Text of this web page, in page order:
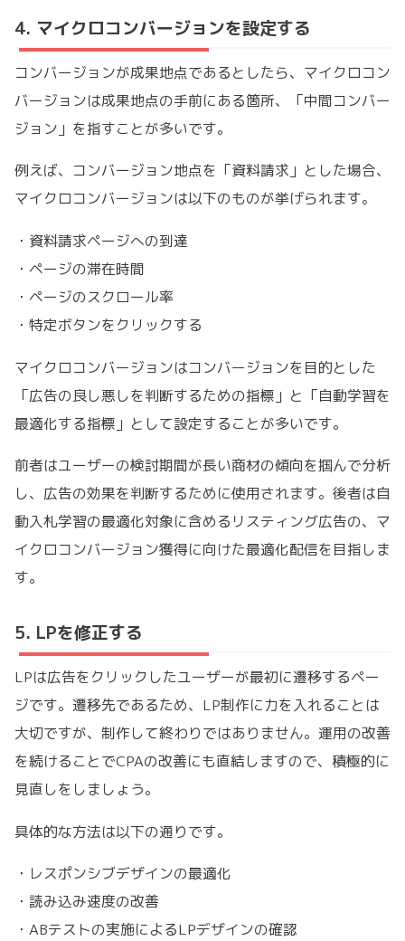
4. マイクロコンバージョンを設定する
コンバージョンが成果地点であるとしたら、マイクロコン
バージョンは成果地点の手前にある箇所、「中間コンバー
ジョン」を指すことが多いです。
例えば、コンバージョン地点を「資料請求」とした場合、
マイクロコンバージョンは以下のものが挙げられます。
・資料請求ページへの到達
・ページの滞在時間
・ページのスクロール率
・特定ボタンをクリックする
マイクロコンバージョンはコンバージョンを目的とした
「広告の良し悪しを判断するための指標」と「自動学習を
最適化する指標」として設定することが多いです。
前者はユーザーの検討期間が長い商材の傾向を掴んで分析
し、広告の効果を判断するために使用されます。後者は自
動入札学習の最適化対象に含めるリスティング広告の、マ
イクロコンバージョン獲得に向けた最適化配信を目指しま
す。
5. LPを修正する
LPは広告をクリックしたユーザーが最初に遷移するペー
ジです。遷移先であるため、LP制作に力を入れることは
大切ですが、制作して終わりではありません。運用の改善
を続けることでCPAの改善にも直結しますので、積極的に
見直しをしましょう。
具体的な方法は以下の通りです。
・レスポンシブデザインの最適化
・読み込み速度の改善
・ABテストの実施によるLPデザインの確認